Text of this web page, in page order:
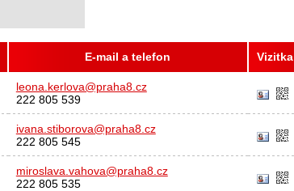
E-mail a telefon Vizitka
leona.kerlova@praha8.cz
222 805 539
ivana.stiborova@praha8.cz
222 805 545
miroslava.vahova@praha8.cz
222 805 535